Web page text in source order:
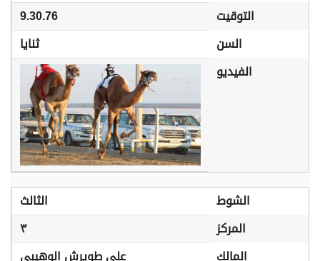
التوقيت
9.30.76
السن
ثنايا
الفيديو
الشوط
الثالث
المركز
٣
المالك
علي طويرش الوهيبي